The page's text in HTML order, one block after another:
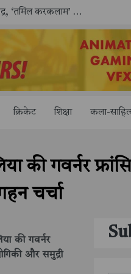
क्रिकेट शिक्षा कला-
की गवर्नर
चर्चा
की गवर्नर
और समुद्री